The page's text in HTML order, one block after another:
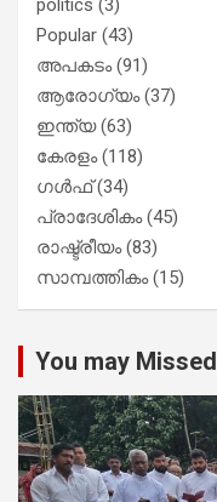
politics (3)
Popular (43)
അപകടം(91)
ആരോഗ്യം(37)
ഇന്ത്യ(63)
കേരളം(118)
ഗൾഫ്(34)
പ്രാദേശികം(45)
രാഷ്ട്രീയം(83)
സാമ്പത്തികം(15)
You may Missed